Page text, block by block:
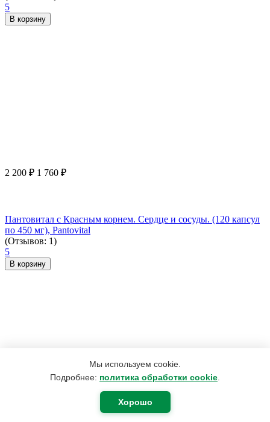
Мы используем cookie.
Подробнее: политика обработки cookie
Хорошо
5
В корзину
2 200 ₽ 1 760 ₽
Пантовитал с Красным корнем. Сердце и сосуды. (120 капсул
по 450 мг), Pantovital
(Отзывов: 1)
5
В корзину